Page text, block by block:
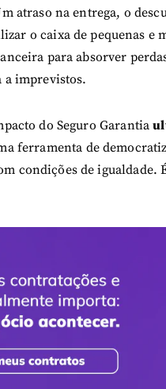
atraso na entrega, o
o caixa de pequenas e
para absorver
a imprevistos.
do Seguro Garantia
ferramenta de
condições de